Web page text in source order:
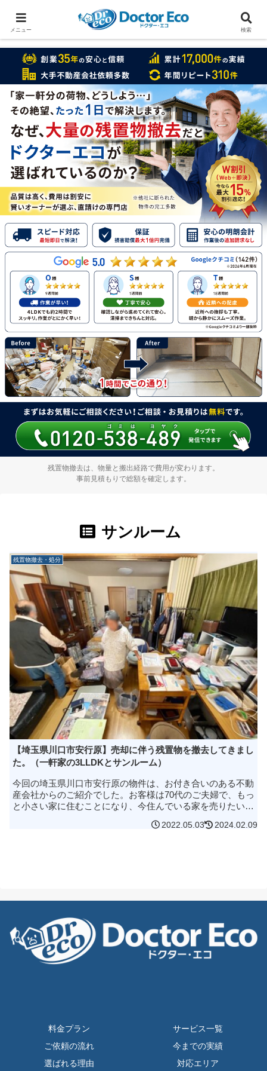
家をまるごと片付けたいなら
実績数１万7000件のドクターエコ
残置物撤去は、物量と搬出経路で費用が変わります。
事前見積もりで総額を確定します。
サンルーム
残置物撤去・処分
【埼玉県川口市安行原】売却に伴う残置物を撤去してきまし
た。（一軒家の3LLDKとサンルーム）
今回の埼玉県川口市安行原の物件は、お付き合いのある不動
産会社からのご紹介でした。お客様は70代のご夫婦で、もっ
と小さい家に住むことになり、今住んでいる家を売りたいん
2022.05.03 2024.02.09
料金プラン
サービス一覧
ご依頼の流れ
今までの実績
選ばれる理由
対応エリア
メニュー 検索